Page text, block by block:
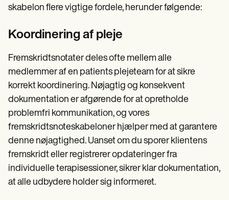
skabelon flere vigtige fordele, herunder følgende:
Koordinering af pleje
Fremskridtsnotater deles ofte mellem alle
medlemmer af en patients plejeteam for at sikre
korrekt koordinering. Nøjagtig og konsekvent
dokumentation er afgørende for at opretholde
problemfri kommunikation, og vores
fremskridtsnoteskabeloner hjælper med at garantere
denne nøjagtighed. Uanset om du sporer klientens
fremskridt eller registrerer opdateringer fra
individuelle terapisessioner, sikrer klar dokumentation,
at alle udbydere holder sig informeret.